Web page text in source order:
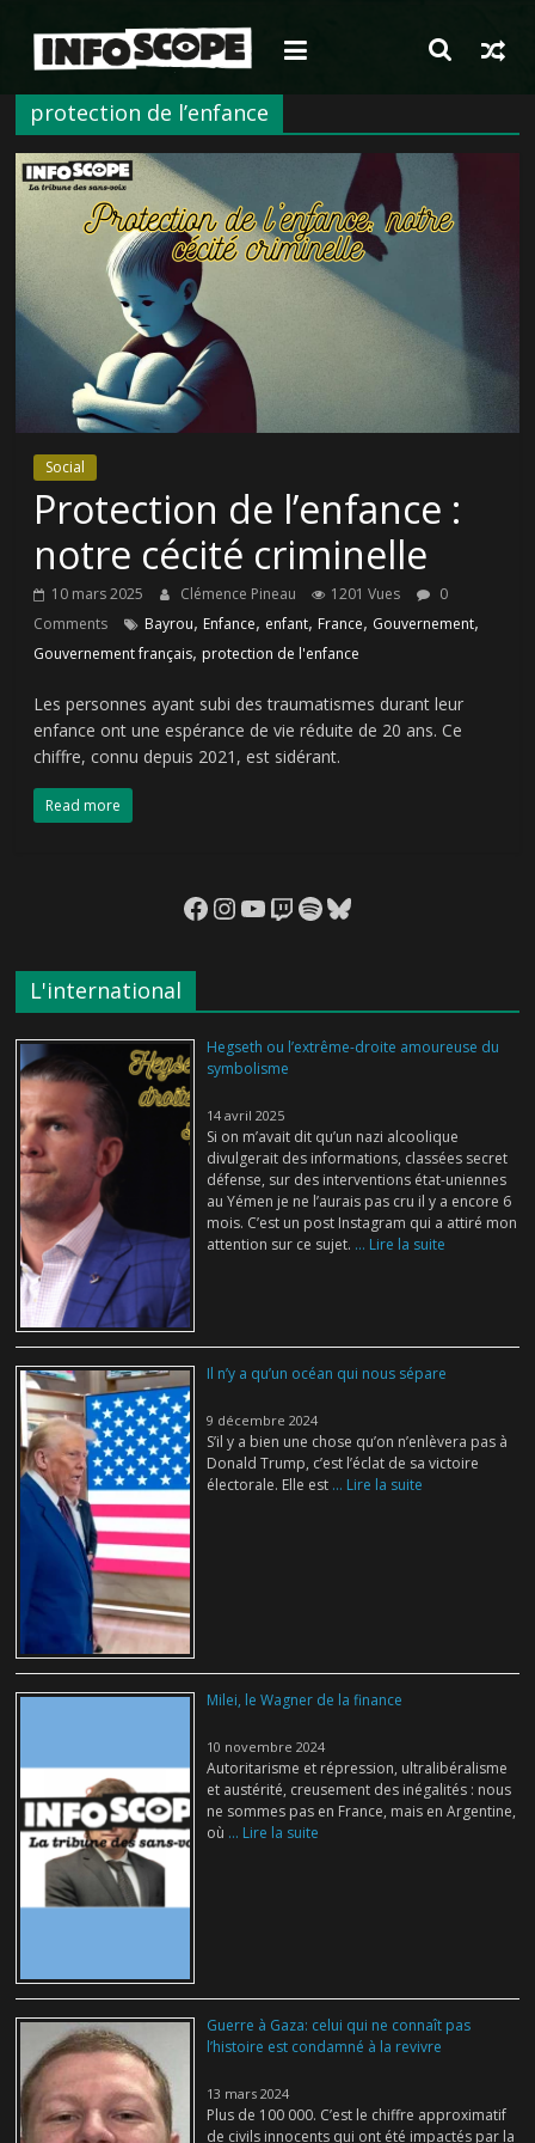
contenu
protection de l’enfance
Social
Protection de l’enfance :
notre cécité criminelle
10 mars 2025 Clémence Pineau 1201 Vues
0
Comments
Bayrou, Enfance, enfant, France, Gouvernement,
Gouvernement français, protection de l'enfance
Les personnes ayant subi des traumatismes durant leur
enfance ont une espérance de vie réduite de 20 ans. Ce
chiffre, connu depuis 2021, est sidérant.
Read more
Facebook
Instagram
YouTube
Twitch
Spotify
Bluesky
L'international
Hegseth ou l’extrême-droite amoureuse du
symbolisme
14 avril 2025
Si on m’avait dit qu’un nazi alcoolique
divulgerait des informations, classées secret
défense, sur des interventions état-uniennes
au Yémen je ne l’aurais pas cru il y a encore 6
mois. C’est un post Instagram qui a attiré mon
attention sur ce sujet. ... Lire la suite
Il n’y a qu’un océan qui nous sépare
9 décembre 2024
S’il y a bien une chose qu’on n’enlèvera pas à
Donald Trump, c’est l’éclat de sa victoire
électorale. Elle est ... Lire la suite
Milei, le Wagner de la finance
10 novembre 2024
Autoritarisme et répression, ultralibéralisme
et austérité, creusement des inégalités : nous
ne sommes pas en France, mais en Argentine,
où ... Lire la suite
Guerre à Gaza: celui qui ne connaît pas
l’histoire est condamné à la revivre
13 mars 2024
Plus de 100 000. C’est le chiffre approximatif
de civils innocents qui ont été impactés par la